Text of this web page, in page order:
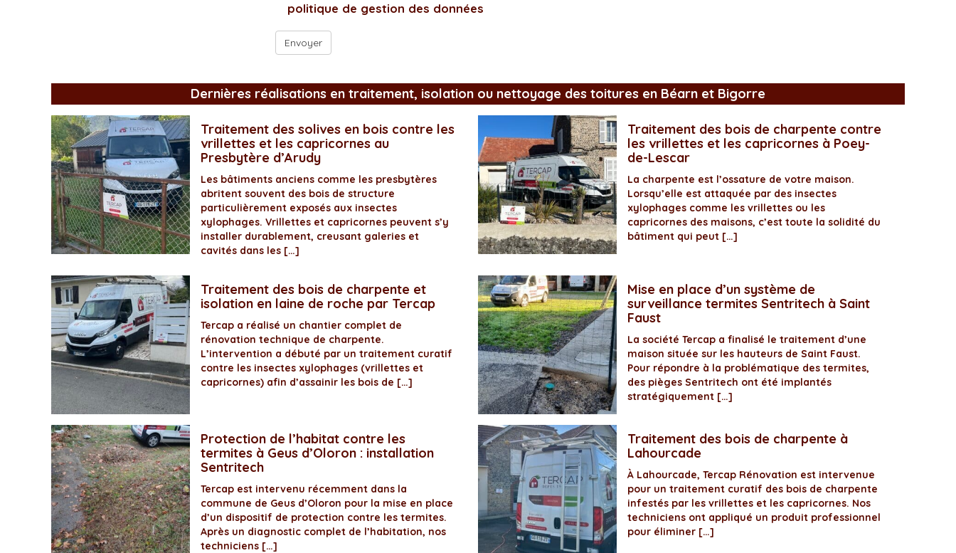
politique de gestion des données
Dernières réalisations en traitement, isolation ou nettoyage des toitures en Béarn et Bigorre
Traitement des solives en bois contre les
vrillettes et les capricornes au
Presbytère d’Arudy
Les bâtiments anciens comme les presbytères
abritent souvent des bois de structure
particulièrement exposés aux insectes
xylophages. Vrillettes et capricornes peuvent s’y
installer durablement, creusant galeries et
cavités dans les […]
Traitement des bois de charpente contre
les vrillettes et les capricornes à Poey-
de-Lescar
La charpente est l’ossature de votre maison.
Lorsqu’elle est attaquée par des insectes
xylophages comme les vrillettes ou les
capricornes des maisons, c’est toute la solidité du
bâtiment qui peut […]
Traitement des bois de charpente et
isolation en laine de roche par Tercap
Tercap a réalisé un chantier complet de
rénovation technique de charpente.
L’intervention a débuté par un traitement curatif
contre les insectes xylophages (vrillettes et
capricornes) afin d’assainir les bois de […]
Mise en place d’un système de
surveillance termites Sentritech à Saint
Faust
La société Tercap a finalisé le traitement d’une
maison située sur les hauteurs de Saint Faust.
Pour répondre à la problématique des termites,
des pièges Sentritech ont été implantés
stratégiquement […]
Protection de l’habitat contre les
termites à Geus d’Oloron : installation
Sentritech
Tercap est intervenu récemment dans la
commune de Geus d’Oloron pour la mise en place
d’un dispositif de protection contre les termites.
Après un diagnostic complet de l’habitation, nos
techniciens […]
Traitement des bois de charpente à
Lahourcade
À Lahourcade, Tercap Rénovation est intervenue
pour un traitement curatif des bois de charpente
infestés par les vrillettes et les capricornes. Nos
techniciens ont appliqué un produit professionnel
pour éliminer […]